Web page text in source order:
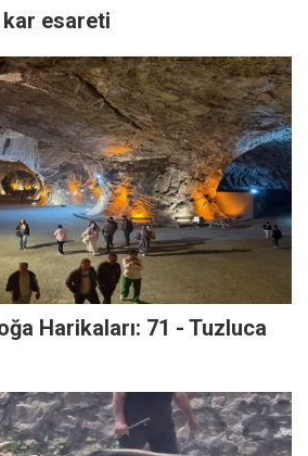
kar esareti
Harikaları: 71 - Tuzluca